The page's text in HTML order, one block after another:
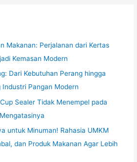
Makanan: Perjalanan dari Kertas
Kemasan Modern
Dari Kebutuhan Perang hingga
Pangan Modern
Sealer Tidak Menempel pada
untuk Minuman! Rahasia UMKM
dan Produk Makanan Agar Lebih